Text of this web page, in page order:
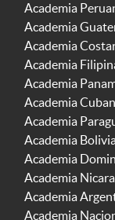
Academia
Academia
Academia
Academia
Academia
Academia
Academia
Academia
Academia
Academia
Academia
Academia